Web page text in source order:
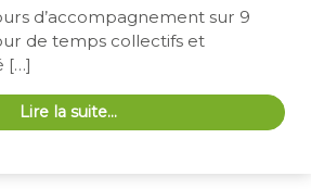
d’accompagnement sur 9
de temps collectifs et
[…]
Lire la suite…